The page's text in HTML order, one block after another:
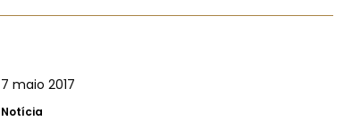
7 maio 2017
Notícia